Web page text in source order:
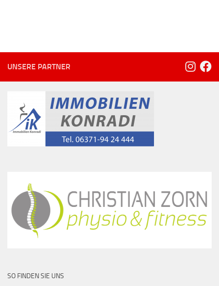
UNSERE PARTNER
SO FINDEN SIE UNS